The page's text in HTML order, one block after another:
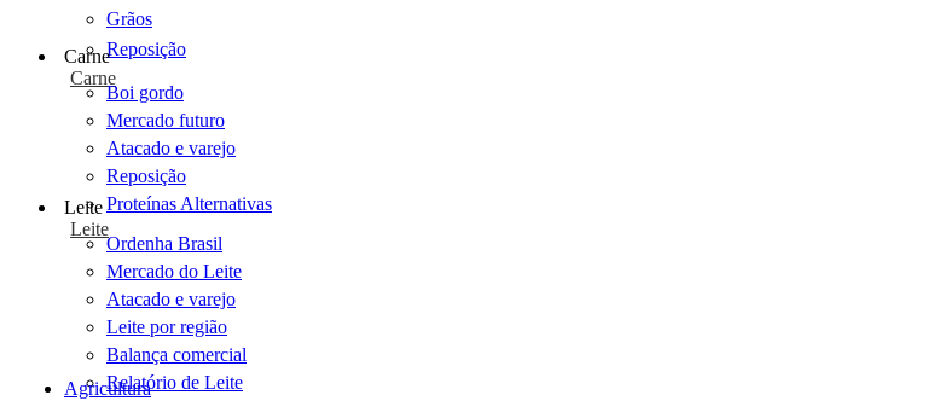
Grãos
Reposição
Carne
Carne
Boi gordo
Mercado futuro
Atacado e varejo
Reposição
Proteínas Alternativas
Leite
Leite
Ordenha Brasil
Mercado do Leite
Atacado e varejo
Leite por região
Balança comercial
Relatório de Leite
Agricultura